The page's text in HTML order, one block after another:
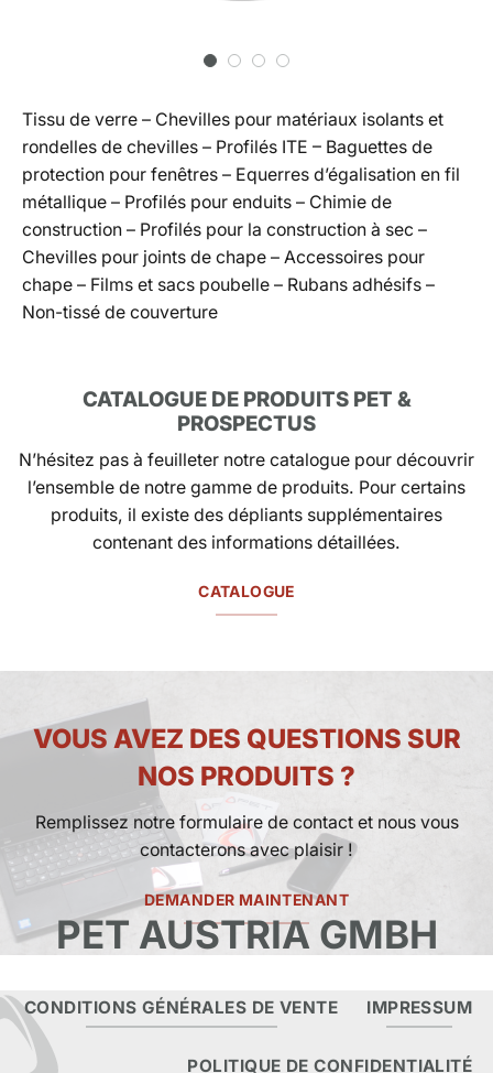
Tissu de verre – Chevilles pour matériaux isolants et
rondelles de chevilles – Profilés ITE – Baguettes de
protection pour fenêtres – Equerres d’égalisation en fil
métallique – Profilés pour enduits – Chimie de
construction – Profilés pour la construction à sec –
Chevilles pour joints de chape – Accessoires pour
chape – Films et sacs poubelle – Rubans adhésifs –
Non-tissé de couverture
CATALOGUE DE PRODUITS PET &
PROSPECTUS
N’hésitez pas à feuilleter notre catalogue pour découvrir
l’ensemble de notre gamme de produits. Pour certains
produits, il existe des dépliants supplémentaires
contenant des informations détaillées.
CATALOGUE
VOUS AVEZ DES QUESTIONS SUR
NOS PRODUITS ?
Remplissez notre formulaire de contact et nous vous
contacterons avec plaisir !
DEMANDER MAINTENANT
PET AUSTRIA GMBH
CONDITIONS GÉNÉRALES DE VENTE IMPRESSUM
POLITIQUE DE CONFIDENTIALITÉ